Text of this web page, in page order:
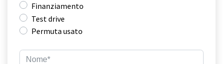
Finanziamento
Test drive
Permuta usato